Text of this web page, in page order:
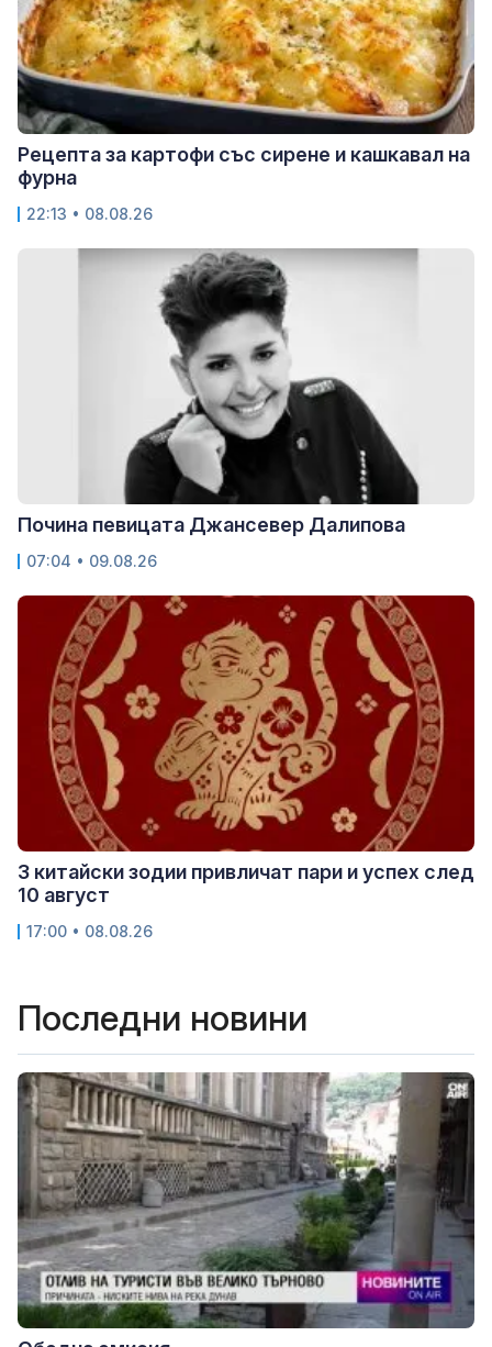
Рецепта за картофи със сирене и кашкавал на
фурна
22:13 • 08.08.26
Почина певицата Джансевер Далипова
07:04 • 09.08.26
3 китайски зодии привличат пари и успех след
10 август
17:00 • 08.08.26
Последни новини